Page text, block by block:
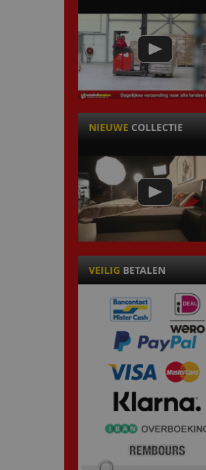
NIEUWE COLLECTIE
VEILIG BETALEN